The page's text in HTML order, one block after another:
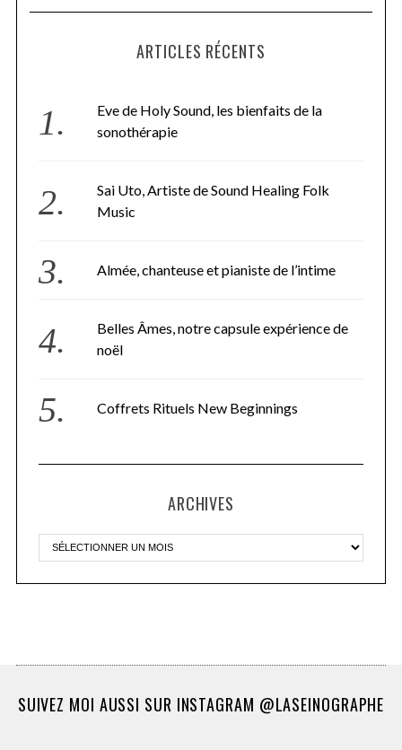
ARTICLES RÉCENTS
Eve de Holy Sound, les bienfaits de la
sonothérapie
Sai Uto, Artiste de Sound Healing Folk
Music
Almée, chanteuse et pianiste de l’intime
Belles Âmes, notre capsule expérience de
noël
Coffrets Rituels New Beginnings
ARCHIVES
SUIVEZ MOI AUSSI SUR INSTAGRAM @LASEINOGRAPHE